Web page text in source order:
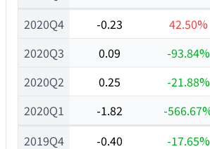
2020Q4
2020Q3
2020Q2
2020Q1
2019Q4
-0.23
42.50%
0.09
-93.84%
0.25
-21.88%
-1.82
-
-0.40
-17.65%